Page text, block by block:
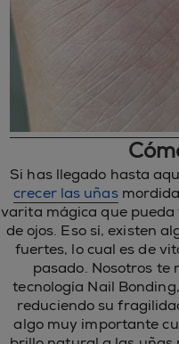
Si has llegado hasta
crecer las uñas
varita mágica que
de ojos. Eso sí, existen
fuertes, lo cual es de
pasado. Nosotros te
tecnología Nail
reduciendo su
algo muy importante